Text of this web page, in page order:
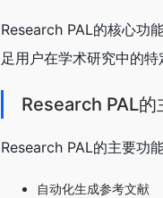
Research PAL的核心功
足用户在学术研究中的特
Research PAL的
Research PAL的主要功
自动化生成参考文献